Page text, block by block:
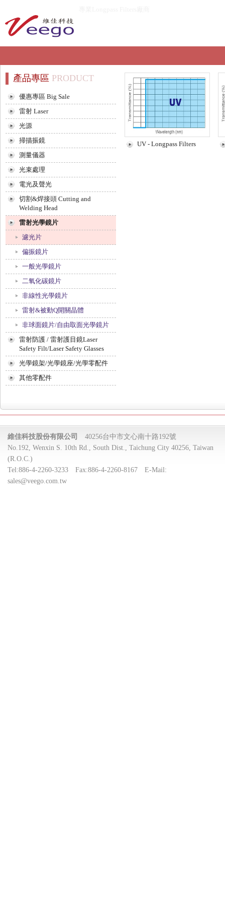
UV - Longpass Filters
產品專區 PRODUCT
優惠專區 Big Sale
雷射 Laser
光源
掃描振鏡
測量儀器
光束處理
電光及聲光
切割&焊接頭 Cutting and
Welding Head
雷射光學鏡片
濾光片
偏振鏡片
一般光學鏡片
二氧化碳鏡片
非線性光學鏡片
雷射&被動Q開關晶體
非球面鏡片/自由取面光學鏡片
雷射防護 / 雷射護目鏡Laser
Safety Filt/Laser Safety Glasses
光學鏡架/光學鏡座/光學零配件
其他零配件
維佳科技股份有限公司
40256台中市文心南十路192號
No.192, Wenxin S. 10th Rd., South Dist., Taichung City 40256, Taiwan
(R.O.C.)
Tel:886-4-2260-3233 Fax:886-4-2260-8167 E-Mail:
sales@veego.com.tw